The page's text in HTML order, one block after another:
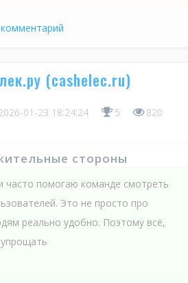
(cashelec.ru)
01-23 18:24:24 5 820
стороны
часто помогаю команде смотреть
Это не просто про
реально удобно. Поэтому всё,